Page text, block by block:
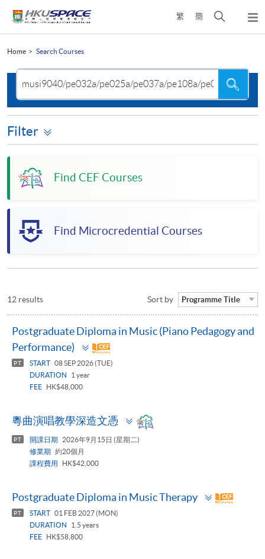
繁 簡
Open
content
Home Search Courses
the
site
Filter
Find CEF Courses
Find Microcredential Courses
12 results Sort by Programme Title
Postgraduate Diploma in Music (Piano Pedagogy and
Performance)
Toggle
panel
PT START 08 SEP 2026 (TUE)
DURATION
1 year
FEE
HK$48,000
粵曲演唱教學深造文憑
Toggle
panel
PT 開課日期
2026年9月15日 (星期二)
修業期
約20個月
課程費用
HK$42,000
Postgraduate Diploma in Music Therapy
Toggle
panel
PT START 01 FEB 2027 (MON)
DURATION
1.5 years
FEE
HK$58,800